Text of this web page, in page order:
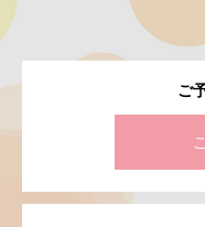
ご